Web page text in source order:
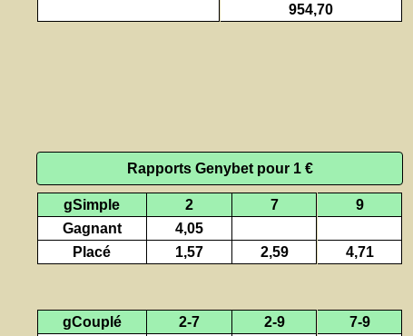
954,70
Rapports Genybet pour 1 €
gSimple 2 7
9
Gagnant
4,05
Placé
1,57 2,59 4,71
gCouplé 2-7 2-9
7-9